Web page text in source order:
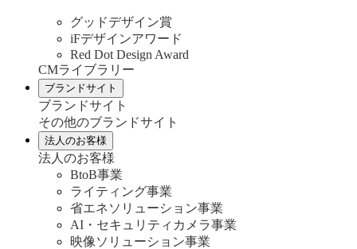
グッドデザイン賞
iFデザインアワード
Red Dot Design Award
CMライブラリー
ブランドサイト
ブランドサイト
その他のブランドサイト
法人のお客様
法人のお客様
BtoB事業
ライティング事業
省エネソリューション事業
AI・セキュリティカメラ事業
映像ソリューション事業